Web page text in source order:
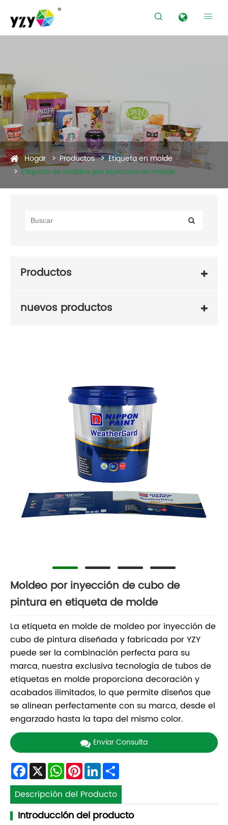
 
Productos
Hogar Productos
Etiqueta en molde
Etiqueta de moldeo por inyección en molde
Productos
nuevos productos
Moldeo por inyección de cubo de
pintura en etiqueta de molde
La etiqueta en molde de moldeo por inyección de
cubo de pintura diseñada y fabricada por YZY
puede ser la combinación perfecta para su
marca, nuestra exclusiva tecnología de tubos de
etiquetas en molde proporciona decoración y
acabados ilimitados, lo que permite diseños que
se alinean perfectamente con su marca, desde el
engarzado hasta la tapa del mismo color.
Enviar Consulta
Facebook
X WhatsApp
Pinterest
LinkedIn
Descripción del Producto
Introducción del producto